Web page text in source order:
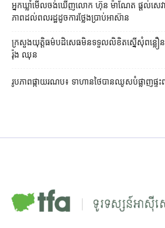
អ្នកឃ្លាំមើល​ចង់​ឃើញ​លោក ហ៊ុន ម៉ាណែត ផ្ដល់​សេវ
ភាព​ដល់​ពលរដ្ឋ​ដូច​ការ​ថ្លែង​ប្រាប់​អាស៊ាន
ក្រសួងយុត្តិធម៌​បដិសេធ​មិន​ទទួល​លិខិត​ស្នើសុំ​ពន្លឿន​
រ៉ុង ឈុន
រូបភាពផ្កាយរណប៖ ទាហានថៃបានឈូសបំផ្លាញផ្ទះព